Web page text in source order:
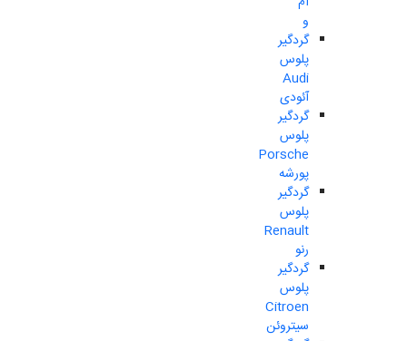
و
گردگیر
پلوس
Audi
آئودی
گردگیر
پلوس
Porsche
پورشه
گردگیر
پلوس
Renault
رنو
گردگیر
پلوس
Citroen
سیتروئن